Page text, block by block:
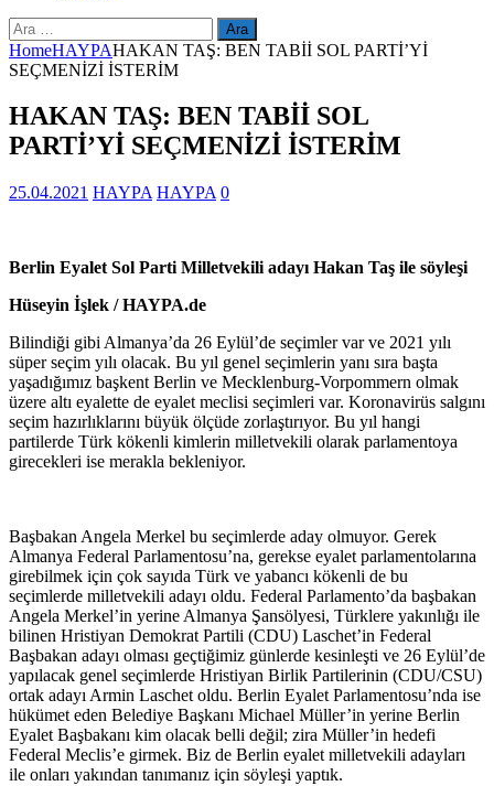
Arama:
HomeHAYPAHAKAN TAŞ: BEN TABİİ SOL PARTİ’Yİ
SEÇMENİZİ İSTERİM
HAKAN TAŞ: BEN TABİİ SOL
PARTİ’Yİ SEÇMENİZİ İSTERİM
25.04.2021 HAYPA HAYPA 0
Berlin Eyalet Sol Parti Milletvekili adayı Hakan Taş ile söyleşi
Hüseyin İşlek / HAYPA.de
Bilindiği gibi Almanya’da 26 Eylül’de seçimler var ve 2021 yılı
süper seçim yılı olacak. Bu yıl genel seçimlerin yanı sıra başta
yaşadığımız başkent Berlin ve Mecklenburg-Vorpommern olmak
üzere altı eyalette de eyalet meclisi seçimleri var. Koronavirüs salgını
seçim hazırlıklarını büyük ölçüde zorlaştırıyor. Bu yıl hangi
partilerde Türk kökenli kimlerin milletvekili olarak parlamentoya
girecekleri ise merakla bekleniyor.
Başbakan Angela Merkel bu seçimlerde aday olmuyor. Gerek
Almanya Federal Parlamentosu’na, gerekse eyalet parlamentolarına
girebilmek için çok sayıda Türk ve yabancı kökenli de bu
seçimlerde milletvekili adayı oldu. Federal Parlamento’da başbakan
Angela Merkel’in yerine Almanya Şansölyesi, Türklere yakınlığı ile
bilinen Hristiyan Demokrat Partili (CDU) Laschet’in Federal
Başbakan adayı olması geçtiğimiz günlerde kesinleşti ve 26 Eylül’de
yapılacak genel seçimlerde Hristiyan Birlik Partilerinin (CDU/CSU)
ortak adayı Armin Laschet oldu. Berlin Eyalet Parlamentosu’nda ise
hükümet eden Belediye Başkanı Michael Müller’in yerine Berlin
Eyalet Başbakanı kim olacak belli değil; zira Müller’in hedefi
Federal Meclis’e girmek. Biz de Berlin eyalet milletvekili adayları
ile onları yakından tanımanız için söyleşi yaptık.